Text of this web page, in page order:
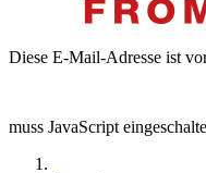
Diese E-Mail-Adresse ist
muss JavaScript